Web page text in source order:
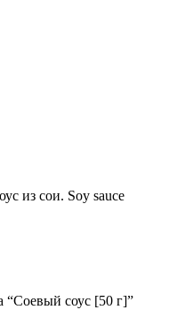
из сои. Soy sauce
“Соевый соус [50 г]”